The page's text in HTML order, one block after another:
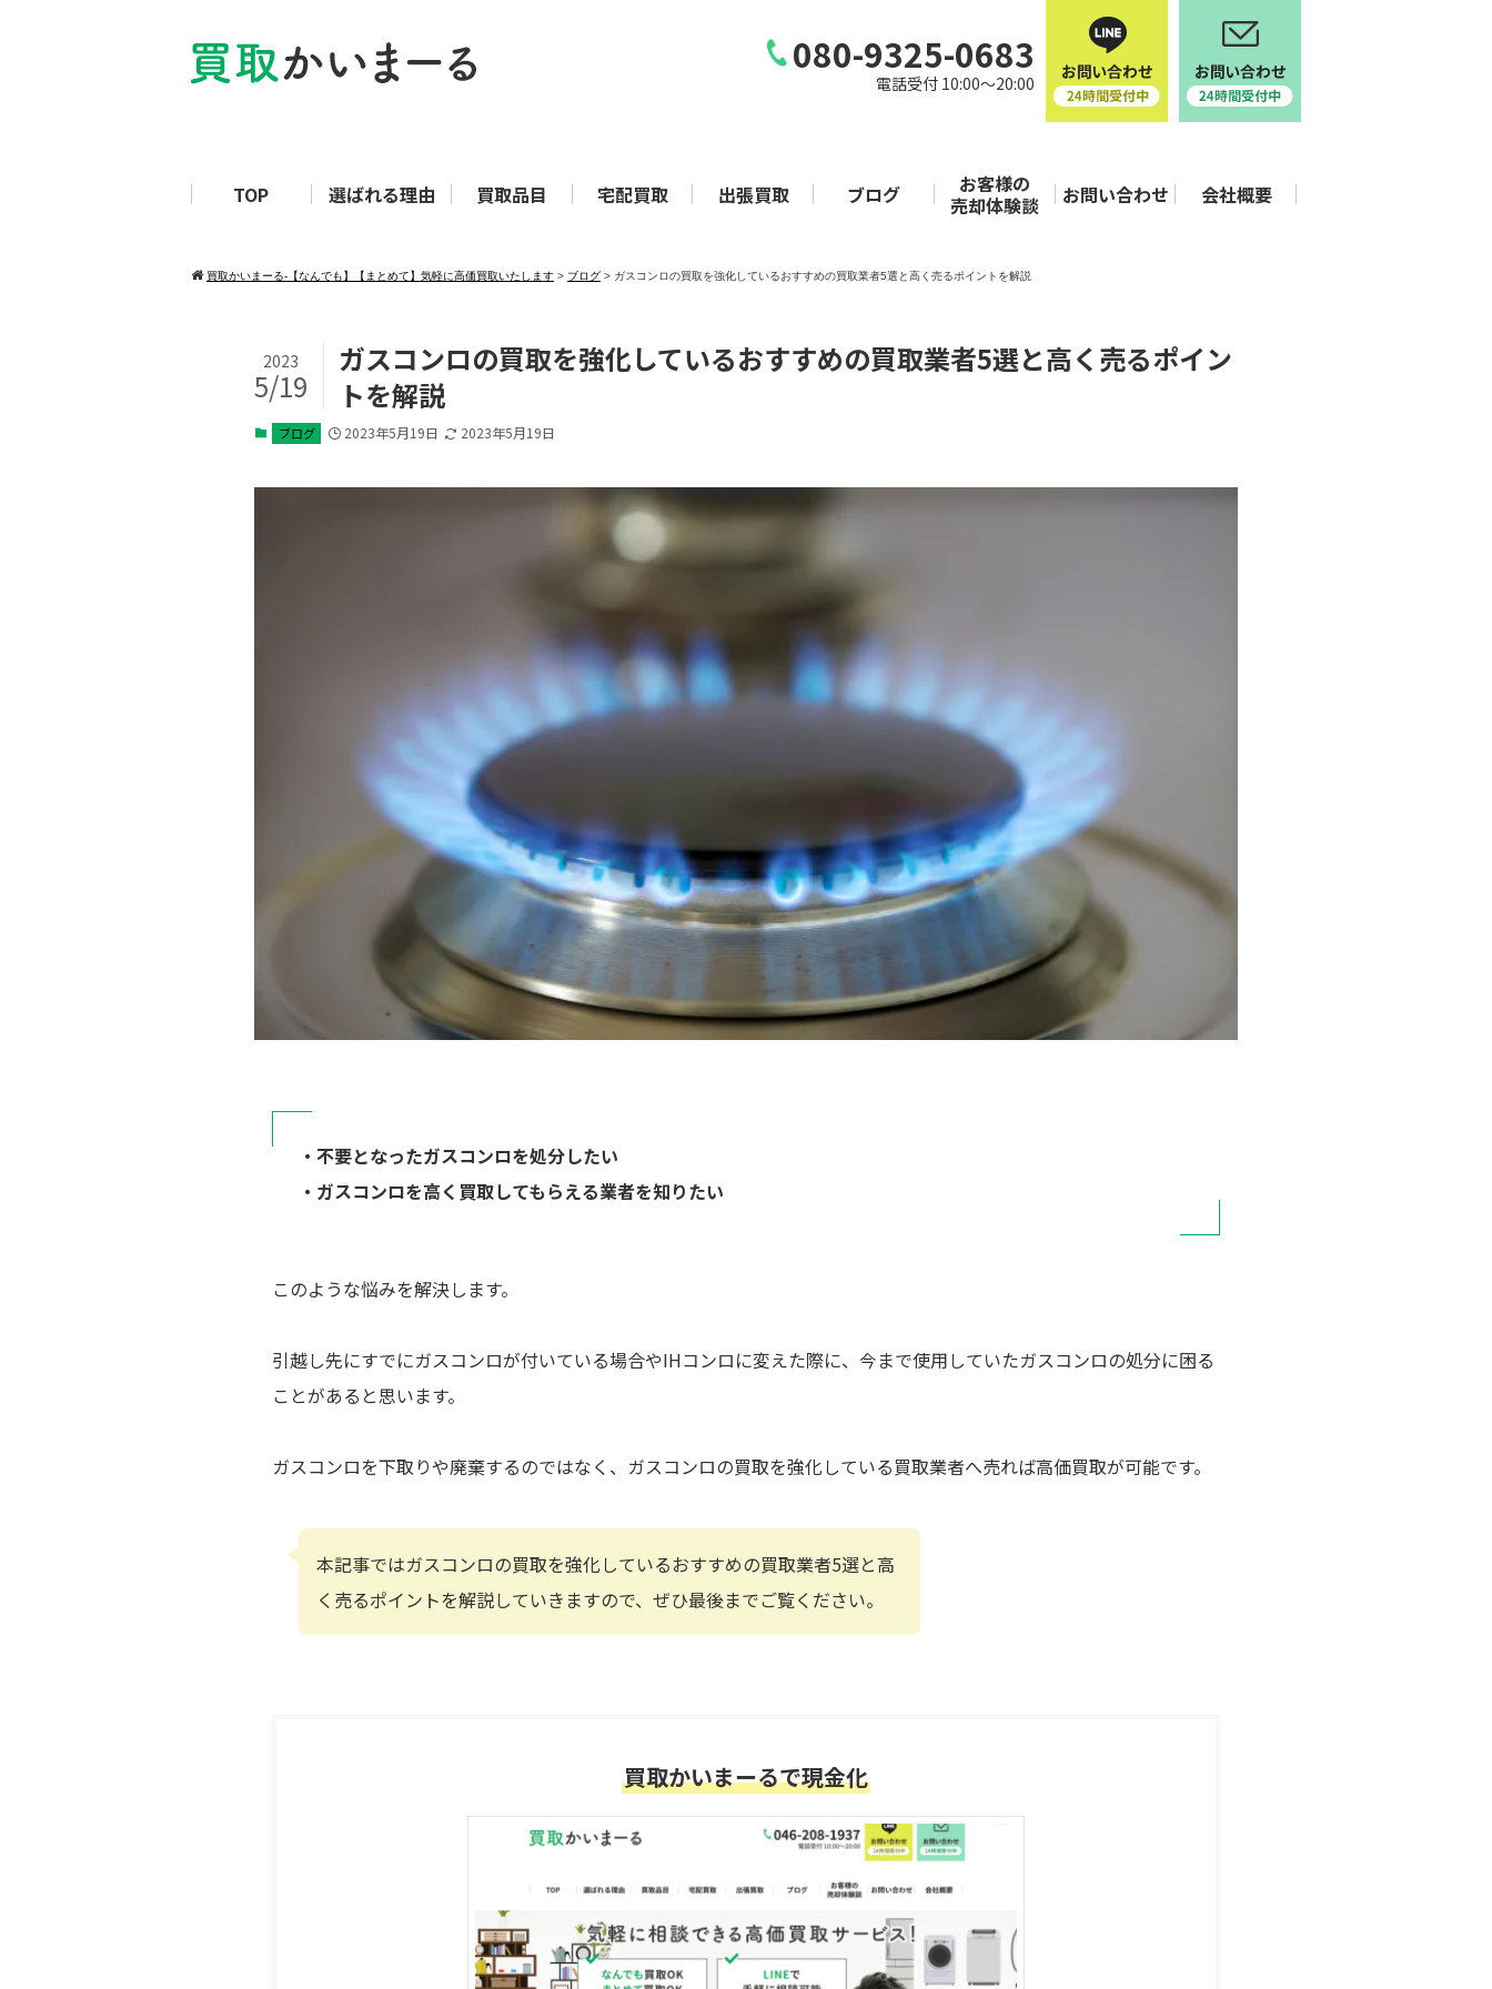
080-9325-0683
電話受付 10:00〜20:00
TOP 選ばれる理由 買取品目 宅配買取 出張買取 ブログ
お客様の
売却体験談
お問い合わせ 会社概要
買取かいまーる‐【なんでも】【まとめて】気軽に高価買取いたします > ブログ > ガスコンロの買取を強化しているおすすめの買取業者5選と高く売るポイントを解説
ガスコンロの買取を強化しているおすすめの買取業者5選と高く売るポイン
トを解説
2023
5/19
ブログ 2023年5月19日 2023年5月19日
・不要となったガスコンロを処分したい
・ガスコンロを高く買取してもらえる業者を知りたい
このような悩みを解決します。
引越し先にすでにガスコンロが付いている場合やIHコンロに変えた際に、今まで使用していたガスコンロの処分に困る
ことがあると思います。
ガスコンロを下取りや廃棄するのではなく、ガスコンロの買取を強化している買取業者へ売れば高価買取が可能です。
本記事ではガスコンロの買取を強化しているおすすめの買取業者5選と高
く売るポイントを解説していきますので、ぜひ最後までご覧ください。
買取かいまーるで現金化